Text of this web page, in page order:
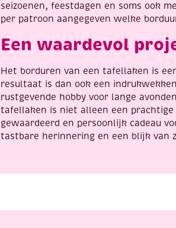
seizoenen, feestdagen en soms ook
per patroon aangegeven welke
Een waardevol
Het borduren van een tafellaken is
resultaat is dan ook een
rustgevende hobby voor lange
tafellaken is niet alleen een
gewaardeerd en persoonlijk cadeau
tastbare herinnering en een blijk van